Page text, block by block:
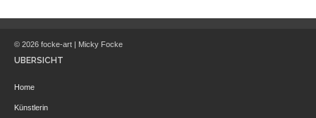
© 2026 focke-art | Micky Focke
ÜBERSICHT
Home
Künstlerin